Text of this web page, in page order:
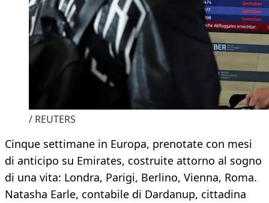
/ REUTERS
Cinque settimane in Europa, prenotate con mesi
di anticipo su Emirates, costruite attorno al sogno
di una vita: Londra, Parigi, Berlino, Vienna, Roma.
Natasha Earle, contabile di Dardanup, cittadina